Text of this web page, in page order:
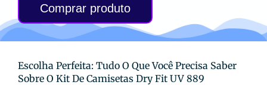
Comprar produto
Escolha Perfeita: Tudo O Que Você Precisa Saber
Sobre O Kit De Camisetas Dry Fit UV 889